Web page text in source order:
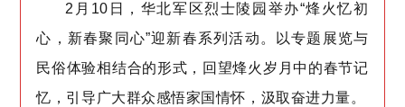
2月10日，华北军区烈士陵园举办“烽火忆初
心，新春聚同心”迎新春系列活动。以专题展览与
民俗体验相结合的形式，回望烽火岁月中的春节记
忆，引导广大群众感悟家国情怀，汲取奋进力量。